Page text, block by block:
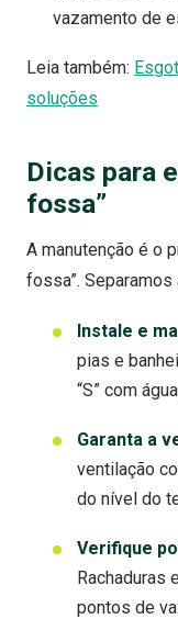
vazamento de
Leia também:
soluções
Dicas para
fossa”
A manutenção é o
fossa”.
Instale e
pias e
“S” com
Garanta a
ventilação
do nível do
Verifique
Rachaduras
pontos de